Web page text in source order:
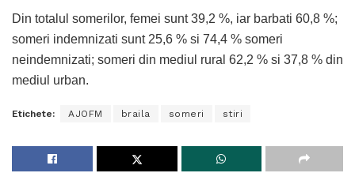
Din totalul somerilor, femei sunt 39,2 %, iar barbati 60,8 %;
someri indemnizati sunt 25,6 % si 74,4 % someri
neindemnizati; someri din mediul rural 62,2 % si 37,8 % din
mediul urban.
Etichete: AJOFM braila someri stiri